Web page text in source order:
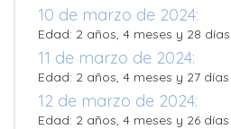
10 de marzo de 2024:
Edad: 2 años, 4 meses y 28 días
11 de marzo de 2024:
Edad: 2 años, 4 meses y 27 días
12 de marzo de 2024:
Edad: 2 años, 4 meses y 26 días